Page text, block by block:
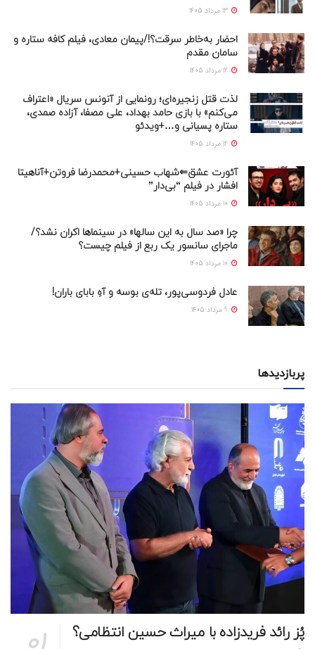
احضار به‌خاطر سرقت؟!/پیمان معادی، فیلم کافه ستاره و
سامان مقدم
لذت قتل زنجیره‌ای؛ رونمایی از آنونس سریال «اعتراف
می‌کنم» با بازی حامد بهداد، علی مصفا، آزاده صمدی،
ستاره پسیانی و…+ویدئو
آئورت عشق⇐شهاب حسینی+محمدرضا فروتن+آناهیتا
افشار در فیلم “بی‌دار”
چرا «صد سال به این سالها» در سینماها اکران نشد؟/
ماجرای سانسور یک ربع از فیلم چیست؟
عادل فردوسی‌پور، تله‌ی بوسه و آهِ بابای باران!
پربازدیدها
پُز رائد فریدزاده با میراث حسین انتظامی؟